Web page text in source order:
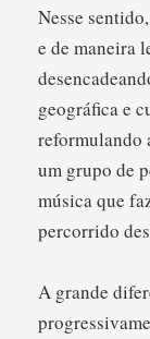
Nesse
e de maneira
geográfica e
reformulando
um grupo de
música que
percorrido
A grande